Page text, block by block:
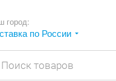
город:
по России